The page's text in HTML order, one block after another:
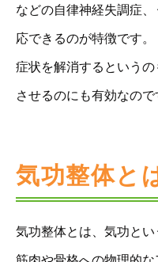
などの自律神経失調症
応できるのが特徴です。
症状を解消するという
させるのにも有効なので
気功整体と
気功整体とは、気功とい